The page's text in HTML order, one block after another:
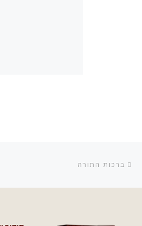
ניווט בפוסטים
ברכות התורה